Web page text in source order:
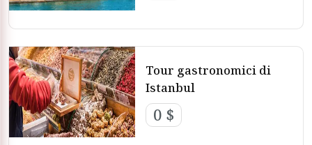
Tour gastronomici di
Istanbul
0 $